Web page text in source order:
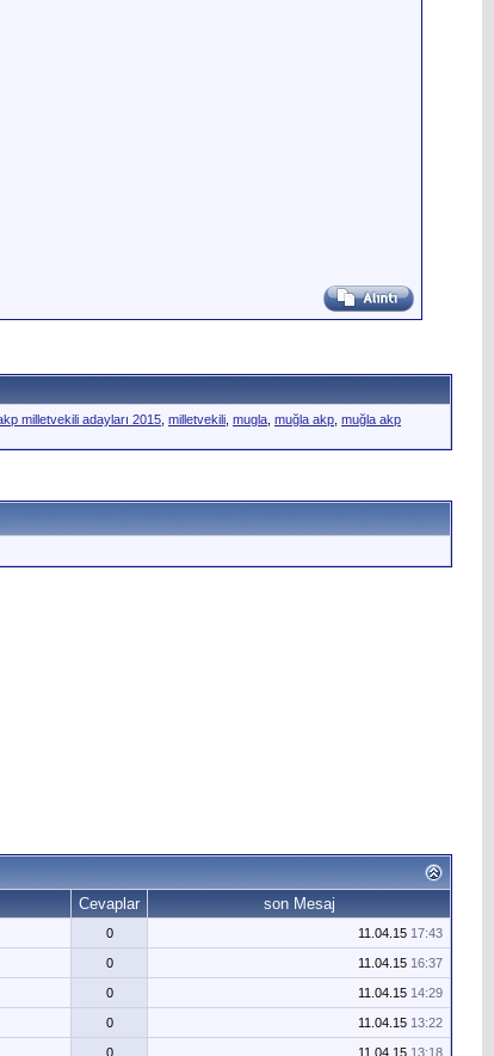
milletvekili adayları 2015 milletvekili mugla muğla akp muğla akp
Cevaplar son Mesaj
0 11.04.15 17:43
0 11.04.15 16:37
0 11.04.15 14:29
0 11.04.15 13:22
0 11.04.15 13:18